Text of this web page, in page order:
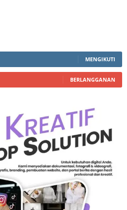
MENGIKUTI
BERLANGGANAN